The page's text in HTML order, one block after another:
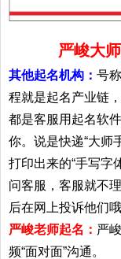
严峻大
其他起名机构： 号
程就是起名产业链，
都是客服用起名软
你。说是快递“大师
打印出来的“手写字
问客服，客服就不
后在网上投诉他们哦
严峻老师起名： 严
频“面对面”沟通。